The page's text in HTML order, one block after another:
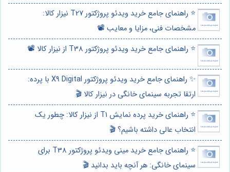
⭐️ راهنمای جامع خرید ویدئو پروژکتور T27 نیزار کالا:
مشخصات فنی، مزایا و معایب 📽️
⭐️ راهنمای جامع خرید ویدئو پروژکتور T38 از نیزار کالا 📽️
✨ راهنمای جامع خرید ویدئو پروژکتور X9 Digital با پرده:
ارتقا تجربه سینمای خانگی در نیزار کالا 🎬
⭐️ راهنمای خرید پرده نمایش T1 از نیزار کالا: چطور یک
انتخاب عالی داشته باشیم؟ 🎬
⭐️ راهنمای جامع خرید مینی ویدئو پروژکتور T38 برای
سینمای خانگی: هر آنچه باید بدانید 🎬